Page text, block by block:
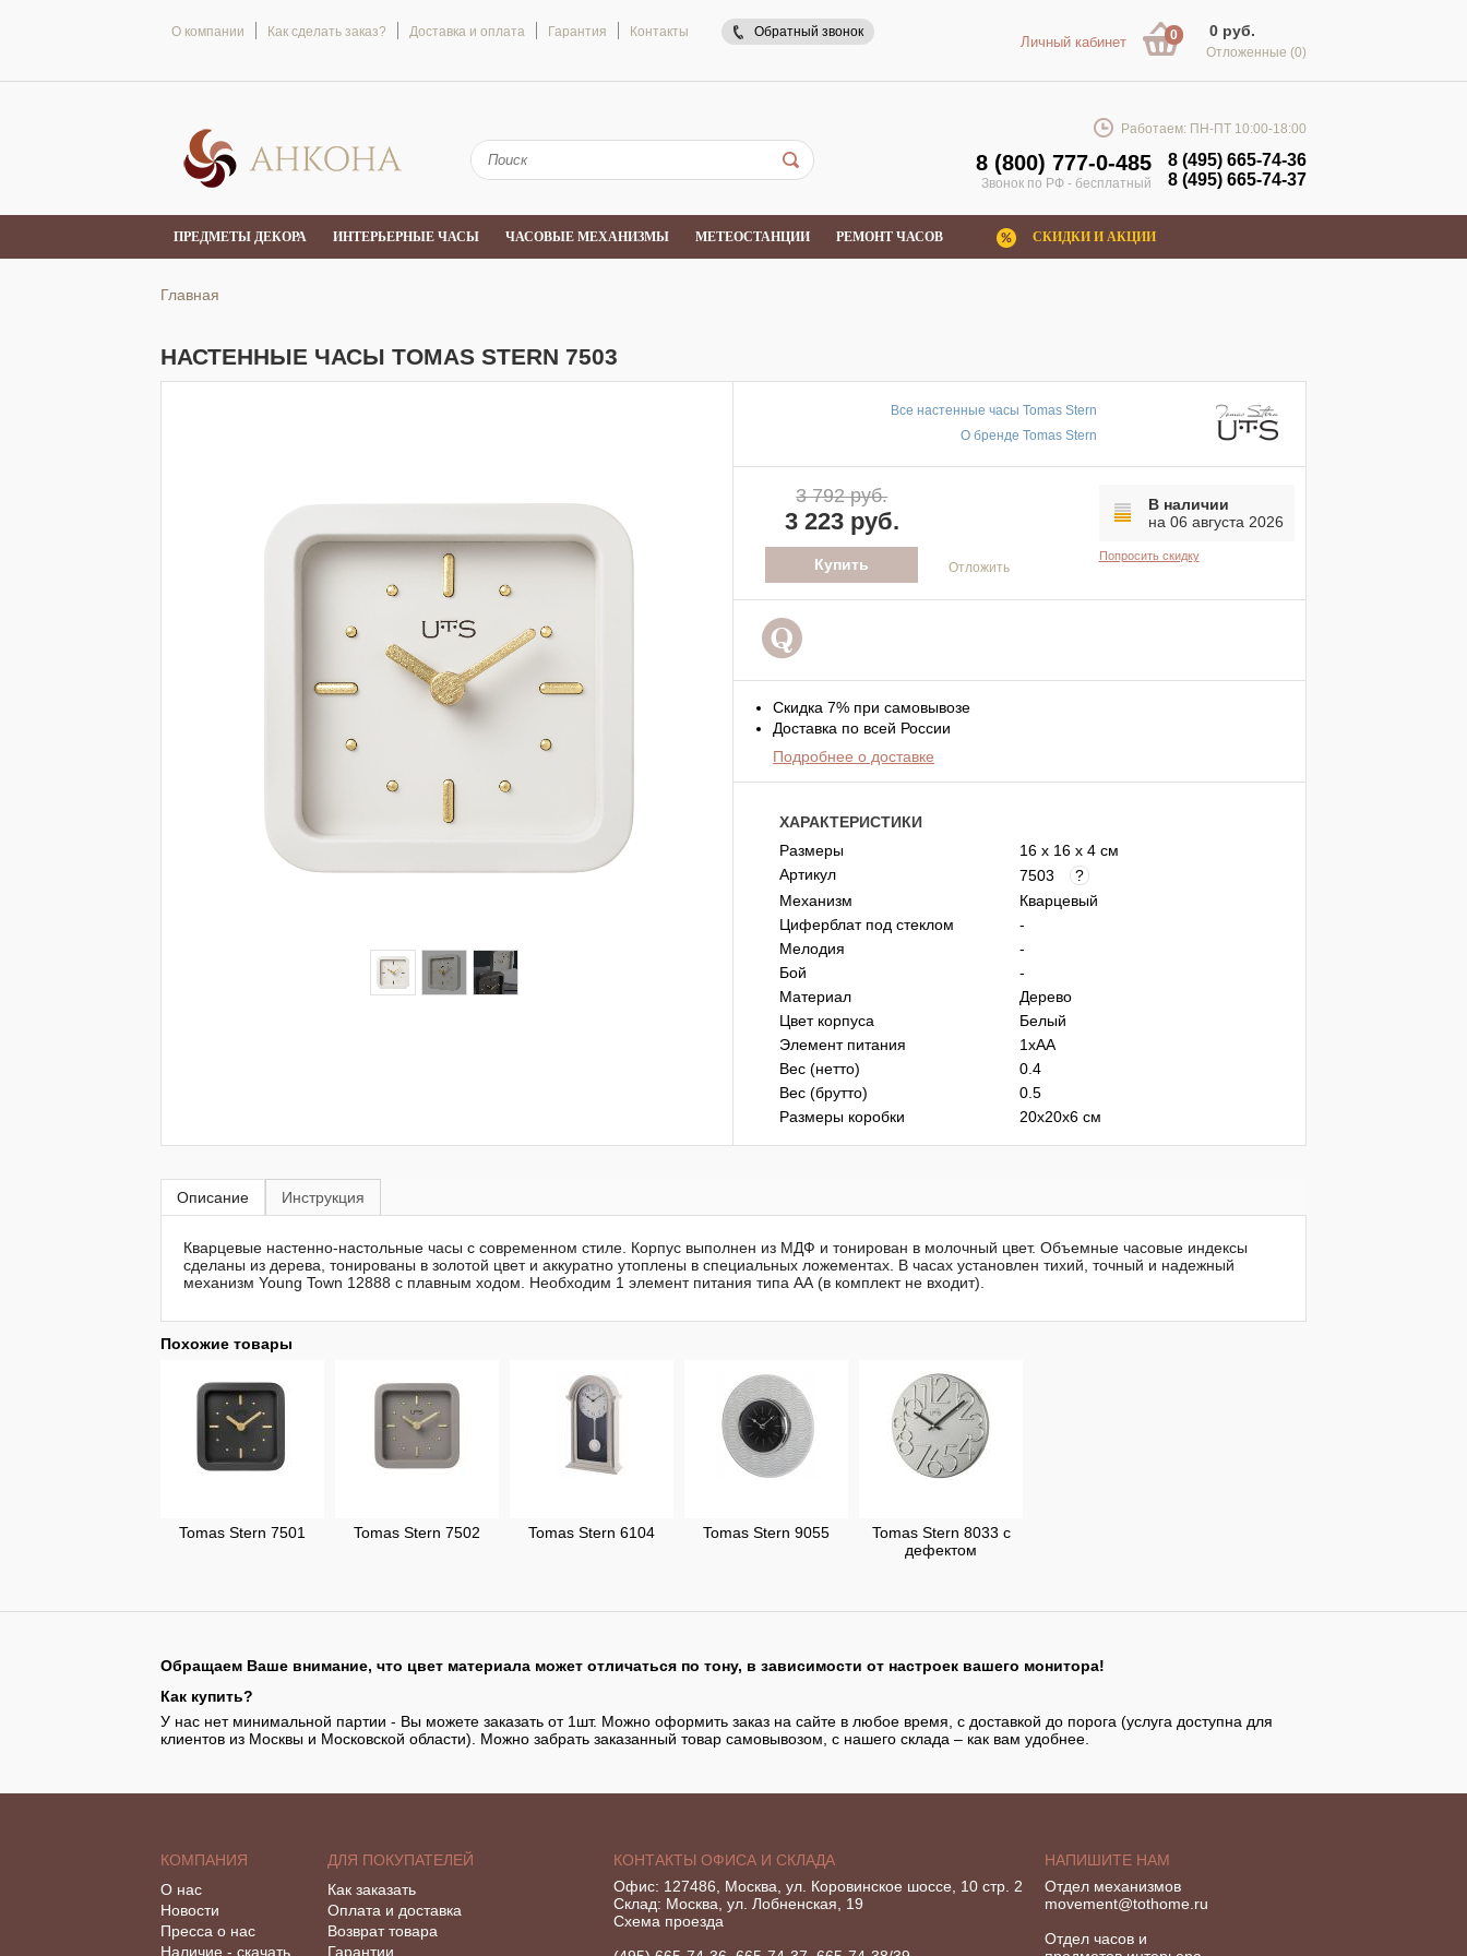
О компании Как сделать заказ? Доставка и оплата Гарантия Контакты Обратный звонок 0 0 руб.
Отложенные (0)
Личный кабинет
Работаем: ПН-ПТ 10:00-18:00
8 (800) 777-0-485
Звонок по РФ - бесплатный
8 (495) 665-74-36
8 (495) 665-74-37
ПРЕДМЕТЫ ДЕКОРА ИНТЕРЬЕРНЫЕ ЧАСЫ ЧАСОВЫЕ МЕХАНИЗМЫ МЕТЕОСТАНЦИИ РЕМОНТ ЧАСОВ СКИДКИ И АКЦИИ
Главная
НАСТЕННЫЕ ЧАСЫ TOMAS STERN 7503
Все настенные часы Tomas Stern
О бренде Tomas Stern
В наличии
на 06 августа 2026
Попросить скидку
3 792 руб.
3 223 руб.
Отложить
Скидка 7% при самовывозе
Доставка по всей России
Подробнее о доставке
ХАРАКТЕРИСТИКИ
Размеры
16 x 16 x 4 см
Артикул
7503
?
Механизм
Кварцевый
Циферблат под стеклом
-
Мелодия
-
Бой
-
Материал
Дерево
Цвет корпуса
Белый
Элемент питания
1xAA
Вес (нетто)
0.4
Вес (брутто)
0.5
Размеры коробки
20х20х6 см
Описание Инструкция
Кварцевые настенно-настольные часы с современном стиле. Корпус выполнен из МДФ и тонирован в молочный цвет. Объемные часовые индексы
сделаны из дерева, тонированы в золотой цвет и аккуратно утоплены в специальных ложементах. В часах установлен тихий, точный и надежный
механизм Young Town 12888 c плавным ходом. Необходим 1 элемент питания типа АА (в комплект не входит).
Похожие товары
Tomas Stern 7501 Tomas Stern 7502 Tomas Stern 6104 Tomas Stern 9055
Tomas Stern 8033 с
дефектом
Обращаем Ваше внимание, что цвет материала может отличаться по тону, в зависимости от настроек вашего монитора!
Как купить?
У нас нет минимальной партии - Вы можете заказать от 1шт. Можно оформить заказ на сайте в любое время, с доставкой до порога (услуга доступна для
клиентов из Москвы и Московской области). Можно забрать заказанный товар самовывозом, с нашего склада – как вам удобнее.
КОМПАНИЯ
О нас
Новости
Пресса о нас
Наличие - скачать
ДЛЯ ПОКУПАТЕЛЕЙ
Как заказать
Оплата и доставка
Возврат товара
Гарантии
КОНТАКТЫ ОФИСА И СКЛАДА
Офис: 127486, Москва, ул. Коровинское шоссе, 10 стр. 2
Склад: Москва, ул. Лобненская, 19
Схема проезда
НАПИШИТЕ НАМ
Отдел механизмов
movement@tothome.ru
Отдел часов и